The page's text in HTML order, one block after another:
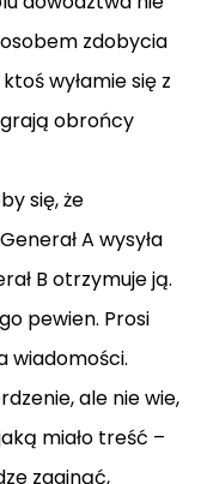
zdobycia
wyłamie się z
obrońcy
się, że
A wysyła
B otrzymuje ją.
pewien. Prosi
wiadomości.
ale nie wie,
miało treść –
zaginąć,